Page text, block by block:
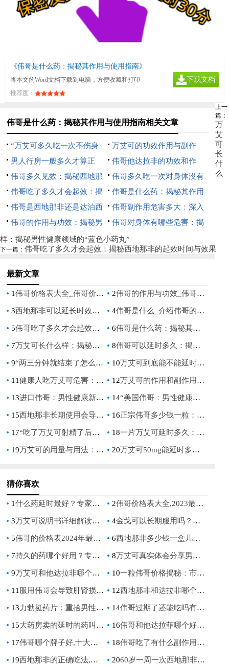
《伟哥是什么药：揭秘其作用与使用指南》
将本文的Word文档下载到电脑，方便收藏和打印
推荐度：
下载文档
伟哥是什么药：揭秘其作用与使用指南相关文章
“万艾可多久吃一次不伤身
体：安全使用指南”
万艾可的功效作用与副作
用：全面解析及安全使用指南
男人行房一般多久才算正
常：揭秘男性性生活时长标准
伟哥他达拉非的功效和作
用：男性健康新选择
伟哥多久见效：揭秘西地那
非的起效时间与效果
伟哥多久吃一次对身体没有
伤害：安全使用指南
伟哥吃了多久才会起效：揭
秘西地那非的起效时间与效果
伟哥是什么药：揭秘其作用
与使用指南
伟哥是西地那非还是达泊西
汀：揭秘男性勃起功能障碍治
疗药物的区别
伟哥副作用危害多大：深入
了解其潜在风险
伟哥的作用与功效：揭秘男
性健康的秘密武器
伟哥对身体有哪些危害：揭
秘其潜在副作用与风险
上一
篇：
万
艾
可
长
什
么
样：揭秘男性健康领域的“蓝色小药丸”
下一篇： 伟哥吃了多久才会起效：揭秘西地那非的起效时间与效果
最新文章
1伟哥价格表大全_伟哥价格一览表，详细了解价格及产品信息 2伟哥的作用与功效_伟哥：功能、用途及其优势
3西地那非可以延长时效吗_西地那非是否具有延长药效的作用？ 4伟哥是什么_介绍伟哥的用途，剂量与注意事项
5伟哥吃了多久才会起效：揭秘西地那非的起效时间与效果 6伟哥是什么药：揭秘其作用与使用指南
7万艾可长什么样：揭秘男性健康领域的“蓝色小药丸” 8伟哥可以延时多久：揭秘其对男性持久力的影响
9“两三分钟就结束了怎么解决：提升持久力的有效方法” 10万艾可到底能不能延时：深入解析其效果与正确使用方法
11健康人吃万艾可危害：了解潜在风险与副作用 12万艾可的作用和副作用：全面解析其功效与潜在风险
13进口伟哥：男性健康新选择，提升生活质量的关键 14“美国伟哥：男性健康领域的革命性突破”
15西地那非长期使用会导致性功能下降吗？深入探讨其影响 16正宗伟哥多少钱一粒：揭秘市场价格与购买指南
17“吃了万艾可射精了后，还能继续干吗？”——男性健康与性能力探讨 18一片万艾可延时多久：揭秘西地那非的持久效果
19万艾可的用量与用法：男性健康指南 20万艾可50mg能延时多久：揭秘其对男性持久力的影响
猜你喜欢
1什么药延时最好？专家推荐最有效的延时药物 2伟哥价格表大全,2023最新伟哥价格一览表
3万艾可说明书详细解读及使用指南 4金戈可以长期服用吗？专家解析长期使用金戈的安全性与注意事项
5伟哥的价格表2024年最新价格及购买指南 6西地那非多少钱一盒几粒,不同品牌,价格和粒数差异大
7持久的药哪个好用？专家推荐最有效的持久药物选择 8万艾可真实体会分享男性健康改善的亲身经历
9万艾可和他达拉非哪个效果好的，专业对比两者效果与选择 10一粒伟哥价格揭秘：市场行情分析
11 服用伟哥会导致肝肾损伤吗,长期服用对肝肾的危害与安全用药指南 12西地那非和达拉非哪个好用,效果对比,副作用及适用人群分析
13力勃挺药片：重拾男性自信，恢复活力 14伟哥过期了还能吃吗有什么副作用,过期药物危害大,正确处理方法需知晓
15大药房卖的延时的药叫什么？揭秘市面上常见的延时药品 16伟哥和他达拉菲哪个好,详细对比两者的区别与选择建议
17伟哥哪个牌子好,十大品牌排行榜,效果与价格全面对比 18伟哥吃了有什么副作用及如何安全使用指南
19西地那非的正确吃法,时间,剂量和注意事项全解析 2060岁一周一次西地那非安全吗？